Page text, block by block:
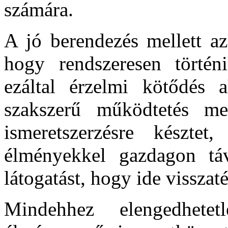
számára.
A jó berendezés mellett
hogy rendszeresen
ezáltal érzelmi kötődés
szakszerű működtetés
ismeretszerzésre
élményekkel gazdagon
látogatást, hogy ide
Mindehhez